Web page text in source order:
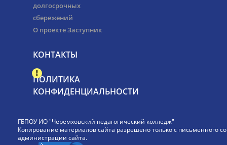
долгосрочных
сбережений
О проекте Заступник
КОНТАКТЫ
ПОЛИТИКА
КОНФИДЕНЦИАЛЬНОСТИ
ГБПОУ ИО "Черемховский педагогический колледж"
Копирование материалов сайта разрешено только с письменного
администрации сайта.